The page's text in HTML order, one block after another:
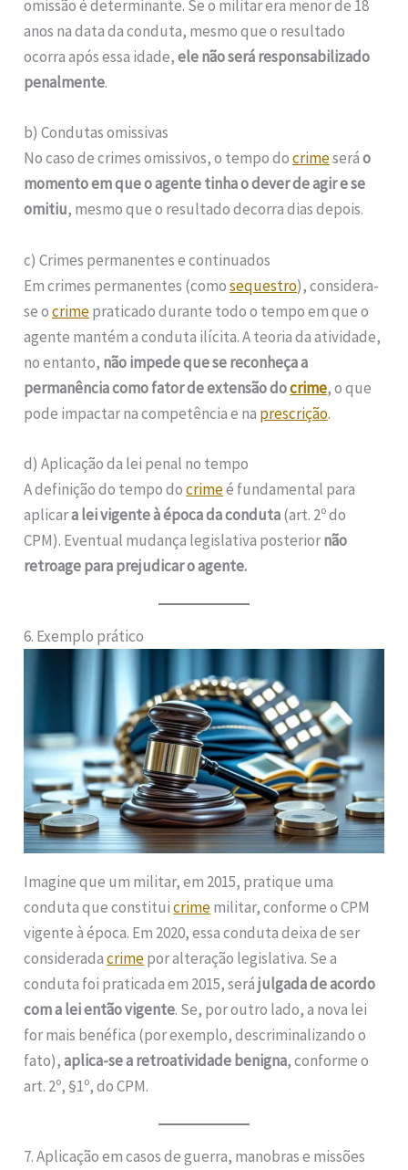
omissão é determinante. Se o militar era menor de 18
anos na data da conduta, mesmo que o resultado
ocorra após essa idade,ele não será responsabilizado
penalmente.
b) Condutas omissivas
No caso de crimes omissivos, o tempo docrimeseráo
momento em que o agente tinha o dever de agir e se
omitiu, mesmo que o resultado decorra dias depois.
c) Crimes permanentes e continuados
Em crimes permanentes (comosequestro), considera-
se ocrimepraticado durante todo o tempo em que o
agente mantém a conduta ilícita. A teoria da atividade,
no entanto, não impede que se reconheça a
permanência como fator de extensão docrime, o que
pode impactar na competência e na prescrição.
d) Aplicação da lei penal no tempo
A definição do tempo docrimeé fundamental para
aplicara lei vigente à época da conduta(art. 2º do
CPM). Eventual mudança legislativa posteriornão
retroage para prejudicar o agente.
6. Exemplo prático
Imagine que um militar, em 2015, pratique uma
conduta que constituicrimemilitar, conforme o CPM
vigente à época. Em 2020, essa conduta deixa de ser
consideradacrimepor alteração legislativa. Se a
conduta foi praticada em 2015, serájulgada de acordo
com a lei então vigente. Se, por outro lado, a nova lei
for mais benéfica (por exemplo, descriminalizando o
fato),aplica-se a retroatividade benigna, conforme o
art. 2º, §1º, do CPM.
7. Aplicação em casos de guerra, manobras e missões